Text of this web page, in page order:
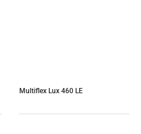
Multiflex Lux 460 LE